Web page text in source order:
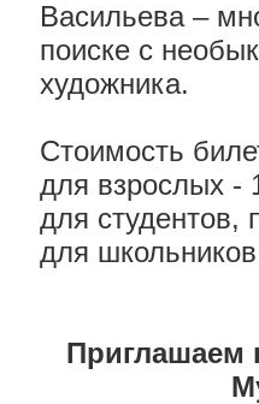
Васильева –
поиске с
художника.
Стоимость
для взрослых -
для студентов,
для
Приглашаем